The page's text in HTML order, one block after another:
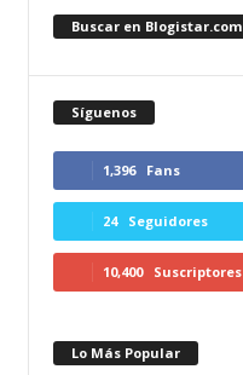
Buscar en Blogistar.com
Síguenos
1,396 Fans
24 Seguidores
10,400 Suscriptores
Lo Más Popular